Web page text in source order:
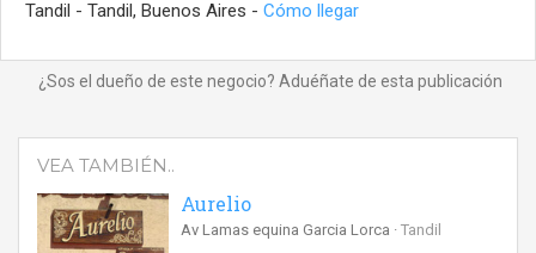
Tandil - Tandil, Buenos Aires - Cómo llegar
¿Sos el dueño de este negocio? Aduéñate de esta publicación
VEA TAMBIÉN..
Aurelio
Av Lamas equina Garcia Lorca Tandil